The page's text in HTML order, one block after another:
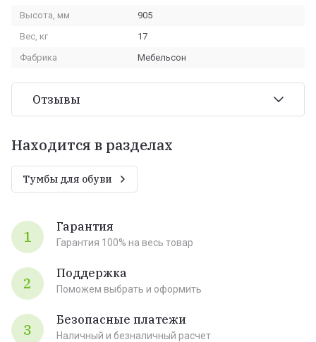
Высота, мм
905
Вес, кг
17
Фабрика
Мебельсон
Отзывы
Находится в разделах
Тумбы для обуви
1
Гарантия
Гарантия 100% на весь товар
2
Поддержка
Поможем выбрать и оформить
3
Безопасные платежи
Наличный и безналичный расчет